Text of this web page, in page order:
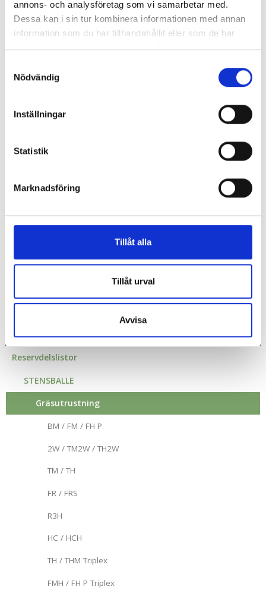
annons- och analysföretag som vi samarbetar med.
Dessa kan i sin tur kombinera informationen med annan
information som du har tillhandahållit eller som de har
samlat in när du har använt deras tjänster.
Nödvändig
Inställningar
Statistik
Marknadsföring
Tillåt alla
Tillåt urval
Avvisa
Gräsbehållare
MENY
Reservdelslistor
STENSBALLE
Gräsutrustning
BM / FM / FH P
2W / TM2W / TH2W
TM / TH
FR / FRS
R3H
HC / HCH
TH / THM Triplex
FMH / FH P Triplex